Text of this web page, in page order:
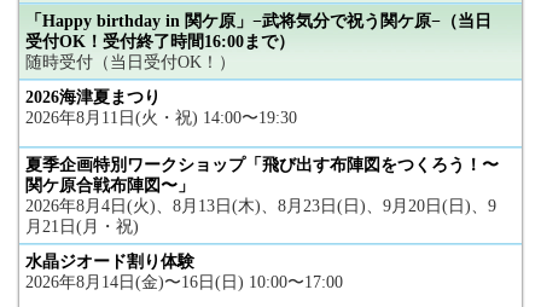
「Happy birthday in 関ケ原」−武将気分で祝う関ケ原−（当日
受付OK！受付終了時間16:00まで）
随時受付（当日受付OK！）
2026海津夏まつり
2026年8月11日(火・祝) 14:00〜19:30
夏季企画特別ワークショップ「飛び出す布陣図をつくろう！〜
関ケ原合戦布陣図〜」
2026年8月4日(火)、8月13日(木)、8月23日(日)、9月20日(日)、9
月21日(月・祝)
水晶ジオード割り体験
2026年8月14日(金)〜16日(日) 10:00〜17:00